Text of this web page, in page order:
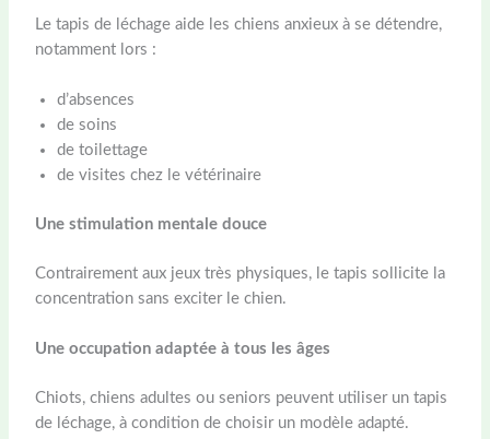
Le tapis de léchage aide les chiens anxieux à se détendre,
notamment lors :
d’absences
de soins
de toilettage
de visites chez le vétérinaire
Une stimulation mentale douce
Contrairement aux jeux très physiques, le tapis sollicite la
concentration sans exciter le chien.
Une occupation adaptée à tous les âges
Chiots, chiens adultes ou seniors peuvent utiliser un tapis
de léchage, à condition de choisir un modèle adapté.